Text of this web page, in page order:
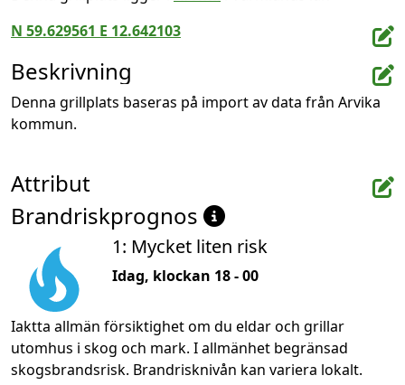
N 59.629561 E 12.642103
Beskrivning
Denna grillplats baseras på import av data från Arvika
kommun.
Attribut
Brandriskprognos
1: Mycket liten risk
Idag, klockan 18 - 00
Iaktta allmän försiktighet om du eldar och grillar
utomhus i skog och mark. I allmänhet begränsad
skogsbrandsrisk. Brandrisknivån kan variera lokalt.